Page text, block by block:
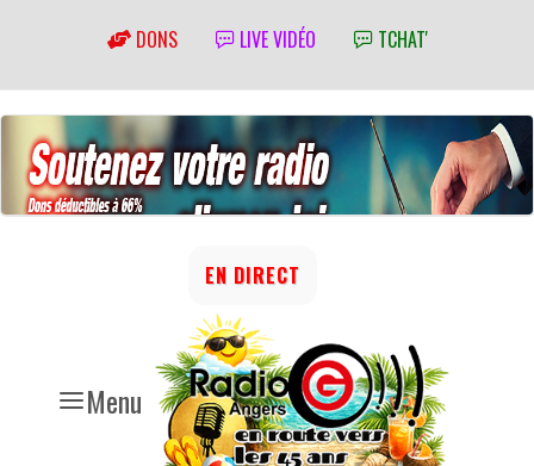
DONS LIVE VIDÉO TCHAT'
Menu
EN DIRECT